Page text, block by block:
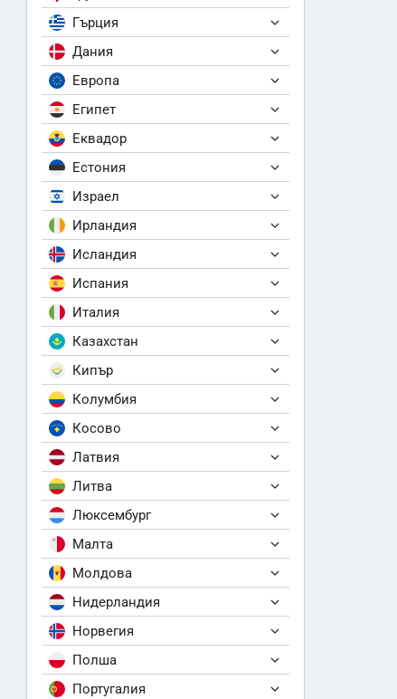
Гърция
Дания
Европа
Египет
Еквадор
Естония
Израел
Ирландия
Исландия
Испания
Италия
Казахстан
Кипър
Колумбия
Косово
Латвия
Литва
Люксембург
Малта
Молдова
Нидерландия
Норвегия
Полша
Португалия